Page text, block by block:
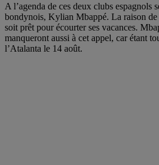
A l’agenda de ces deux clubs
bondynois, Kylian Mbappé. La raison de
soit prêt pour écourter ses vacances.
manqueront aussi à cet appel, car étant
l’Atalanta le 14 août.